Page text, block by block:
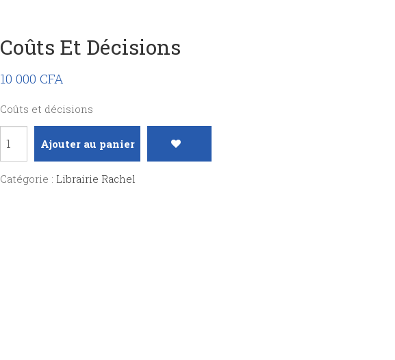
Coûts Et Décisions
10 000CFA
Coûts et décisions
Coûts
Ajouter au panier
Catégorie : Librairie Rachel